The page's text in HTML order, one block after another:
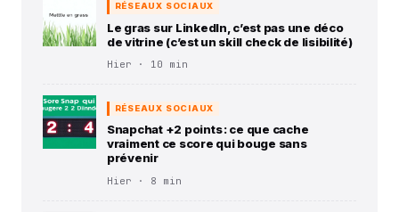
RÉSEAUX SOCIAUX
Le gras sur LinkedIn, c’est pas une déco
de vitrine (c’est un skill check de lisibilité)
Hier · 10 min
RÉSEAUX SOCIAUX
Snapchat +2 points : ce que cache
vraiment ce score qui bouge sans
prévenir
Hier · 8 min